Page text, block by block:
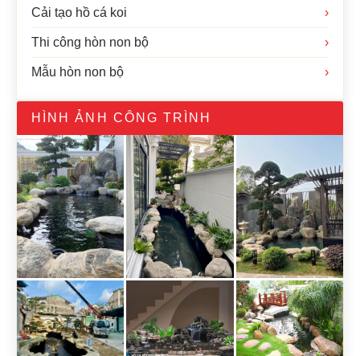
Cải tạo hồ cá koi ›
Thi công hòn non bộ ›
Mẫu hòn non bộ ›
HÌNH ẢNH CÔNG TRÌNH